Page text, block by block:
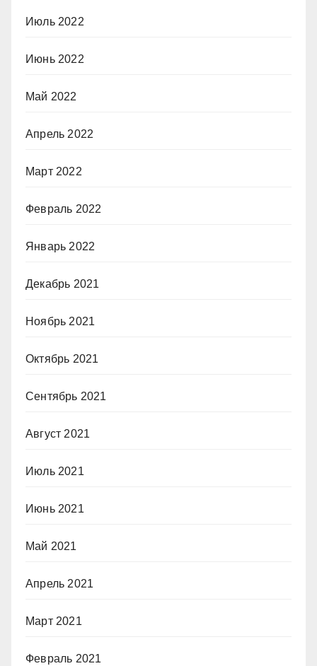
Июль 2022
Июнь 2022
Май 2022
Апрель 2022
Март 2022
Февраль 2022
Январь 2022
Декабрь 2021
Ноябрь 2021
Октябрь 2021
Сентябрь 2021
Август 2021
Июль 2021
Июнь 2021
Май 2021
Апрель 2021
Март 2021
Февраль 2021